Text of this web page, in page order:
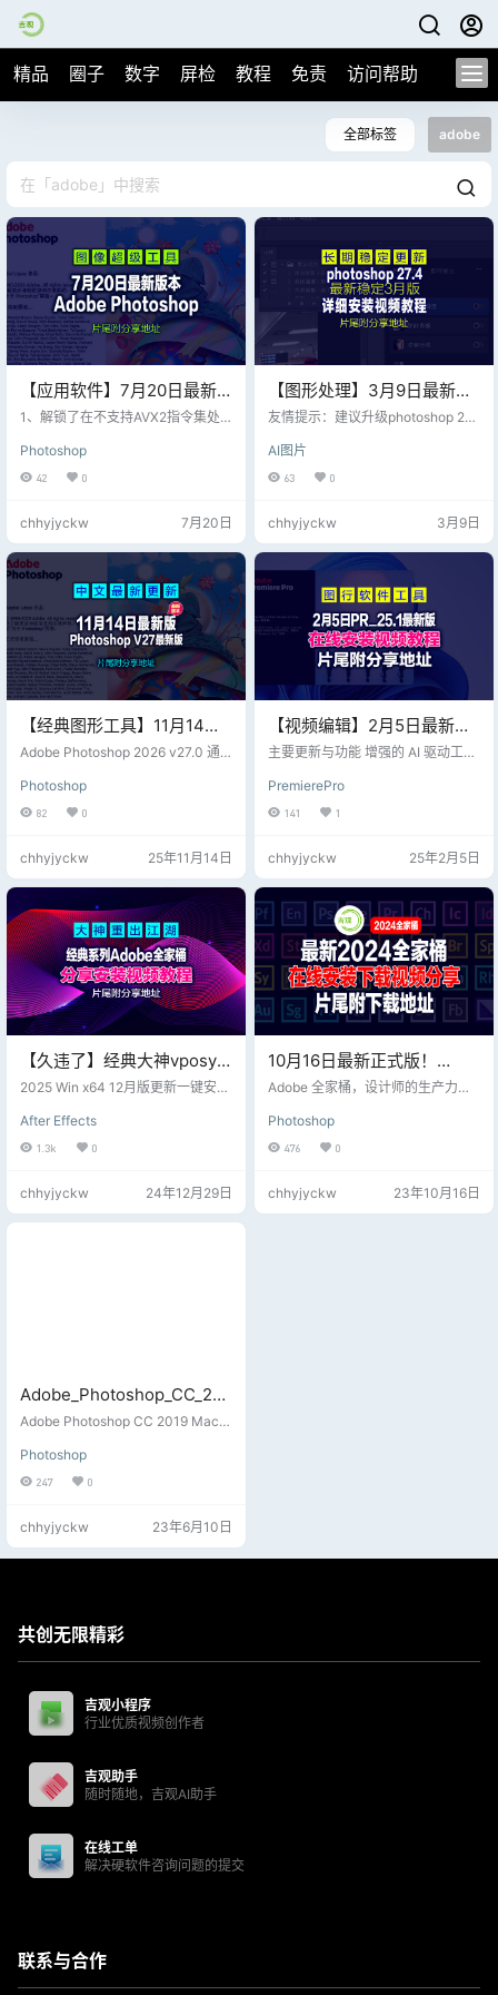
精品 圈子 数字 屏检 教程 免责 访问帮助
全部标签 adobe
【应用软件】7月20日最新
Adobe.Photoshop.2026.27.
地址
1、解锁了在不支持AVX2指令集处
解锁了在 Windows 10 / 11 次要版
本上安装该程序功能。 3、辅助模块
后直接使用。
Photoshop
42 0
chhyjyckw 7月20日
【图形处理】3月9日最新
Adobe Photoshop
经滤镜与4K生成能力
友情提示：建议升级photoshop 27.
经滤镜的皮肤平滑度无法开启使
用，但是升级到photoshop 27.4后
多，也有专门贴子分享。
AI图片
63 0
chhyjyckw 3月9日
【经典图形工具】11月14日
最新Adobe Photoshop
地址
Adobe Photoshop 2026 v27.0 通
作流程，进一步巩固了其在专业图
像处理领域的领先地位。无论是摄
影师、设计师，还是动态视觉创作
创意构想。 核心功能升级： AI 增强
工具、3D 与动态设计增强、跨平台
协作优化； 性能与效率提升： 启动
与运行速度、GPU 加速增强、资源
占用优化 用户体验改进： 全新界面
设计、手势与触…
Photoshop
82 0
chhyjyckw 25年11月14日
【视频编辑】2月5日最新经
典视频编辑工具Adobe
v25.1.0.073 (x64) 直装版
主要更新与功能 增强的 AI 驱动工具
析视频素材，识别场景、人物和物
体，帮助用户快速标记和分类素
材。 自动字幕生成：支持更多语言
率更高。 AI 音频修复：自动消除背
景噪音，优化音频质量。 性能优化
架构，提升渲染和导出速度。 多线
程处理：优化多核处理器性能，提
升复杂项目的编辑效率。 实时预
览…
PremierePro
141 1
chhyjyckw 25年2月5日
【久违了】经典大神vposy
之Adobe系列重出江湖，12
尾附分享地址
2025 Win x64 12月版更新一键安装
5.1.0.68【解压密码：@vposy】 Ad
obe Premiere Pro 2025 v25.1.0.73
【无需解压密码】 Adobe Media En
码：@vposy】 Adobe InDesign 20
25 v20.0.1.32【解压…
After Effects
1.3k 0
chhyjyckw 24年12月29日
10月16日最新正式版！
Adobe2024全家桶直装版最
尾附百度盘下载地址
Adobe 全家桶，设计师的生产力工
可少的软件。 10月16日最新正式
版！Adobe 2024 全家桶PS、Ai、A
E…2024 全系版本下载；
Photoshop
476 0
chhyjyckw 23年10月16日
Adobe_Photoshop_CC_201
9_20.0.10.120_ACR12.3_SP
Adobe Photoshop CC 2019 Mac是
辑处理工具。Adobe Photoshop C
C 2019 Mac正式版新增图框工具、
称模式和无限次撤销上一步等等全
新功能。Adobe Photoshop CC 20
19 Mac还可实现像素的轻松旋转、
Photoshop
247 0
chhyjyckw 23年6月10日
共创无限精彩
吉观小程序
行业优质视频创作者
吉观助手
随时随地，吉观AI助手
在线工单
解决硬软件咨询问题的提交
联系与合作